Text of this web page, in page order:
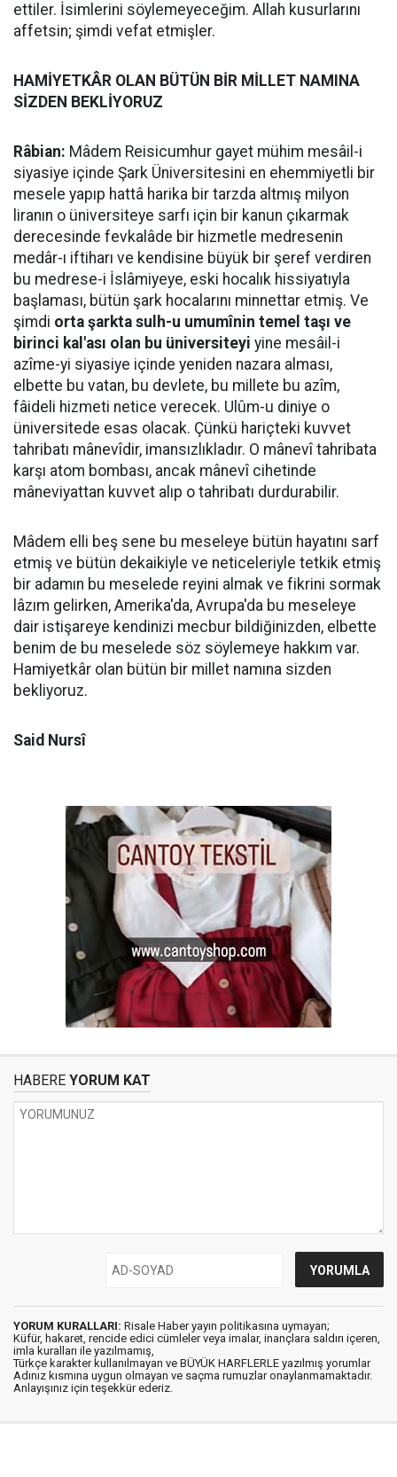
ettiler. İsimlerini söylemeyeceğim. Allah kusurlarını
affetsin; şimdi vefat etmişler.
HAMİYETKÂR OLAN BÜTÜN BİR MİLLET NAMINA
SİZDEN BEKLİYORUZ
Râbian: Mâdem Reisicumhur gayet mühim mesâil-i
siyasiye içinde Şark Üniversitesini en ehemmiyetli bir
mesele yapıp hattâ harika bir tarzda altmış milyon
liranın o üniversiteye sarfı için bir kanun çıkarmak
derecesinde fevkalâde bir hizmetle medresenin
medâr-ı iftiharı ve kendisine büyük bir şeref verdiren
bu medrese-i İslâmiyeye, eski hocalık hissiyatıyla
başlaması, bütün şark hocalarını minnettar etmiş. Ve
şimdi orta şarkta sulh-u umumînin temel taşı ve
birinci kal'ası olan bu üniversiteyi yine mesâil-i
azîme-yi siyasiye içinde yeniden nazara alması,
elbette bu vatan, bu devlete, bu millete bu azîm,
fâideli hizmeti netice verecek. Ulûm-u diniye o
üniversitede esas olacak. Çünkü hariçteki kuvvet
tahribatı mânevîdir, imansızlıkladır. O mânevî tahribata
karşı atom bombası, ancak mânevî cihetinde
mâneviyattan kuvvet alıp o tahribatı durdurabilir.
Mâdem elli beş sene bu meseleye bütün hayatını sarf
etmiş ve bütün dekaikiyle ve neticeleriyle tetkik etmiş
bir adamın bu meselede reyini almak ve fikrini sormak
lâzım gelirken, Amerika'da, Avrupa'da bu meseleye
dair istişareye kendinizi mecbur bildiğinizden, elbette
benim de bu meselede söz söylemeye hakkım var.
Hamiyetkâr olan bütün bir millet namına sizden
bekliyoruz.
Said Nursî
HABERE YORUM KAT
YORUM KURALLARI: Risale Haber yayın politikasına uymayan;
Küfür, hakaret, rencide edici cümleler veya imalar, inançlara saldırı içeren,
imla kuralları ile yazılmamış,
Türkçe karakter kullanılmayan ve BÜYÜK HARFLERLE yazılmış yorumlar
Adınız kısmına uygun olmayan ve saçma rumuzlar onaylanmamaktadır.
Anlayışınız için teşekkür ederiz.